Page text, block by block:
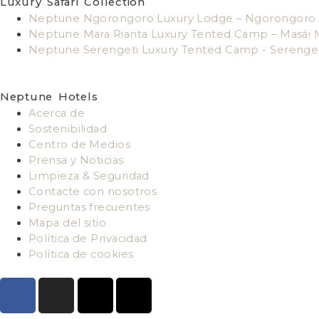
Neptune Ngorongoro Luxury Lodge – Ngorongoro
Neptune Mara Rianta Luxury Tented Camp – Masái
Neptune Serengeti Luxury Tented Camp -
Neptune Hotels
Acerca de
Sostenibilidad
Centro de Medios
Prensa y Noticias
Limpieza & Seguridad
Contacte con nosotros
Preguntas frecuentes
Mapa del sitio
Política de Privacidad
Política de cookies